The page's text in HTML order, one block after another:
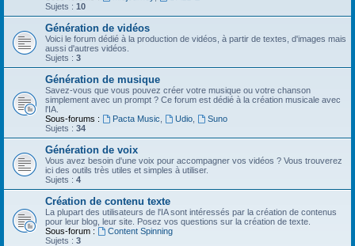
Sujets : 10
Génération de vidéos
Voici le forum dédié à la production de vidéos, à partir de textes, d'images mais
aussi d'autres vidéos.
Sujets : 3
Génération de musique
Savez-vous que vous pouvez créer votre musique ou votre chanson
simplement avec un prompt ? Ce forum est dédié à la création musicale avec
l'IA.
Sous-forums :
Pacta Music Udio,
Suno
Sujets : 34
Génération de voix
Vous avez besoin d'une voix pour accompagner vos vidéos ? Vous trouverez
ici des outils très utiles et simples à utiliser.
Sujets : 4
Création de contenu texte
La plupart des utilisateurs de l'IA sont intéressés par la création de contenus
pour leur blog, leur site. Posez vos questions sur la création de texte.
Sous-forum :
Content Spinning
Sujets : 3